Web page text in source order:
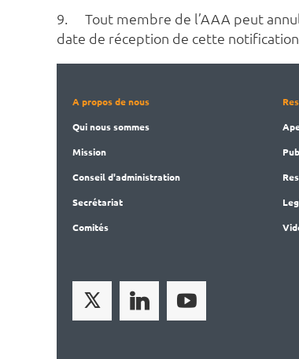
9.
Tout membre de l’AAA peut
date de réception de cette
A propos de nous
Qui nous sommes
Mission
Conseil d'administration
Secrétariat
Comités